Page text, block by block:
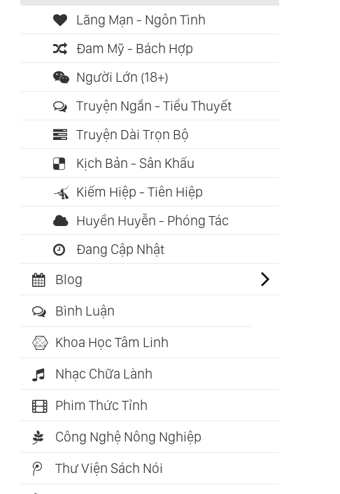
Sách nói: 02:38:20
Hoàng Đế Nội Kinh Tố
Sách nói: 02:20:33
Bác Sĩ Tốt Nhất Là
(Hồng Chiêu Quang)
Lãng Mạn - Ngôn Tình
Đam Mỹ - Bách Hợp
Người Lớn (18+)
Truyện Ngắn - Tiểu Thuyết
Truyện Dài Trọn Bộ
Kịch Bản - Sân Khấu
Kiếm Hiệp - Tiên Hiệp
Huyền Huyễn - Phóng Tác
Đang Cập Nhật
Blog
Bình Luận
Khoa Học Tâm Linh
Nhạc Chữa Lành
Phim Thức Tỉnh
Công Nghệ Nông Nghiệp
Thư Viện Sách Nói